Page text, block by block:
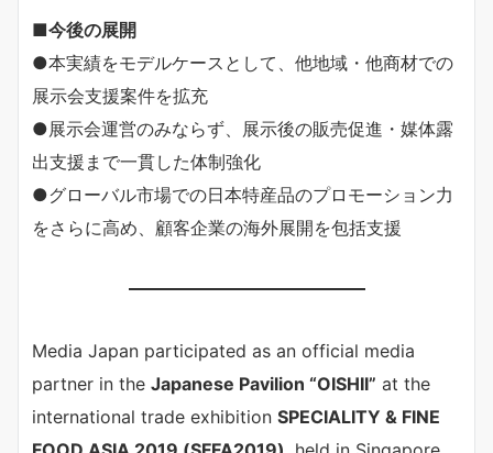
■今後の展開
●本実績をモデルケースとして、他地域・他商材での
展示会支援案件を拡充
●展示会運営のみならず、展示後の販売促進・媒体露
出支援まで一貫した体制強化
●グローバル市場での日本特産品のプロモーション力
をさらに高め、顧客企業の海外展開を包括支援
Media Japan participated as an official media
partner in the Japanese Pavilion “OISHII” at the
international trade exhibition SPECIALITY & FINE